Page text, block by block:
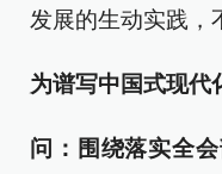
发展的生动实践，
为谱写中国式现代
问：围绕落实全